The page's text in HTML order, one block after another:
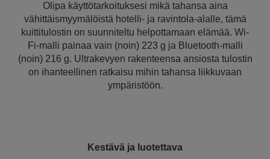
Olipa käyttötarkoituksesi mikä tahansa aina
vähittäismyymälöistä hotelli- ja ravintola-alalle, tämä
kuittitulostin on suunniteltu helpottamaan elämää. Wi-
Fi-malli painaa vain (noin) 223 g ja Bluetooth-malli
(noin) 216 g. Ultrakevyen rakenteensa ansiosta tulostin
on ihanteellinen ratkaisu mihin tahansa liikkuvaan
ympäristöön.
Kestävä ja luotettava